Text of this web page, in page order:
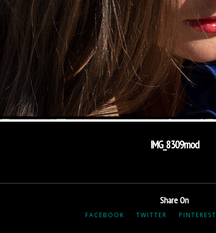
IMG_8309mod
Share On
FACEBOOK TWITTER PINTEREST